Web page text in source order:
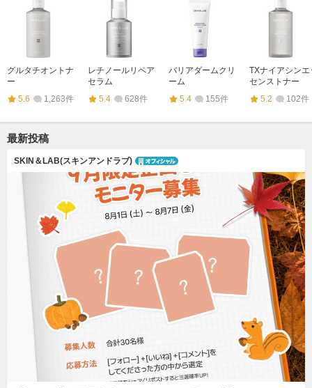
グルタチオントナ
ー
5.6
1,263件
レチノールリペア
セラム
5.4
628件
バリアダームクリ
ーム
5.4
155件
TXナイアシンエ
センストナー
5.2
102件
最新投稿
SKIN＆LAB(スキンアンドラブ)